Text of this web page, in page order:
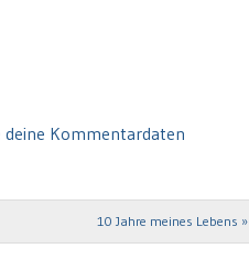
deine Kommentardaten
10 Jahre meines Lebens »